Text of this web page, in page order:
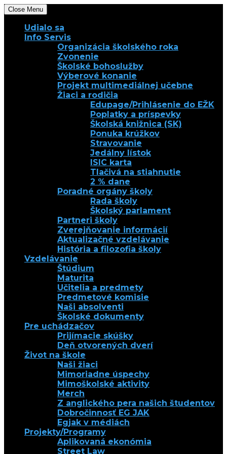
Close Menu
Udialo sa
Info Servis
Organizácia školského roka
Zvonenie
Školské bohoslužby
Výberové konanie
Projekt multimediálnej učebne
Žiaci a rodičia
Edupage/Prihlásenie do EŽK
Poplatky a príspevky
Školská knižnica (SK)
Ponuka krúžkov
Stravovanie
Jedálny lístok
ISIC karta
Tlačivá na stiahnutie
2 % dane
Poradné orgány školy
Rada školy
Školský parlament
Partneri školy
Zverejňovanie informácií
Aktualizačné vzdelávanie
História a filozofia školy
Vzdelávanie
Štúdium
Maturita
Učitelia a predmety
Predmetové komisie
Naši absolventi
Školské dokumenty
Pre uchádzačov
Prijímacie skúšky
Deň otvorených dverí
Život na škole
Naši žiaci
Mimoriadne úspechy
Mimoškolské aktivity
Merch
Z anglického pera našich študentov
Dobročinnosť EG JAK
Egjak v médiách
Projekty/Programy
Aplikovaná ekonómia
Street Law